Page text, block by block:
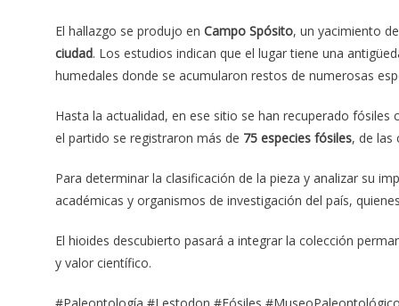
El hallazgo se produjo en Campo Spósito, un yacimiento
ciudad. Los estudios indican que el lugar tiene una
humedales donde se acumularon restos de numerosas
Hasta la actualidad, en ese sitio se han recuperado fósiles
el partido se registraron más de 75 especies fósiles, de las
Para determinar la clasificación de la pieza y analizar su
académicas y organismos de investigación del país,
El hioides descubierto pasará a integrar la colección
y valor científico.